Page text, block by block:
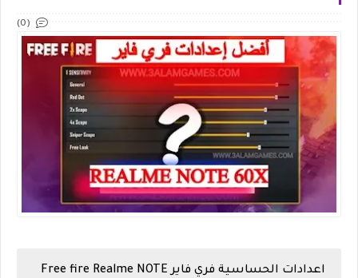
(0)
اعدادات الحساسية فري فايرFree fire Realme NOTE